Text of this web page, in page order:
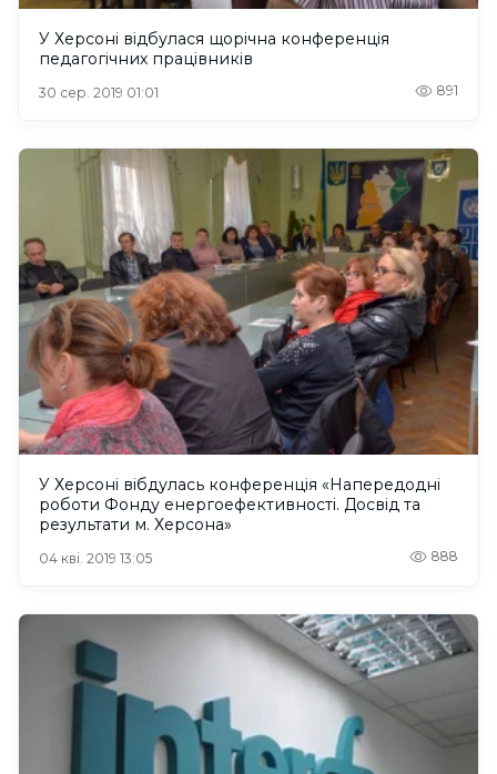
У Херсоні відбулася щорічна конференція
педагогічних працівників
30 сер. 2019 01:01 891
У Херсоні вібдулась конференція «Напередодні
роботи Фонду енергоефективності. Досвід та
результати м. Херсона»
04 кві. 2019 13:05 888